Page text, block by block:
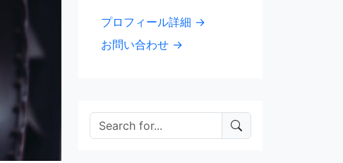
プロフィール詳細 →
お問い合わせ →